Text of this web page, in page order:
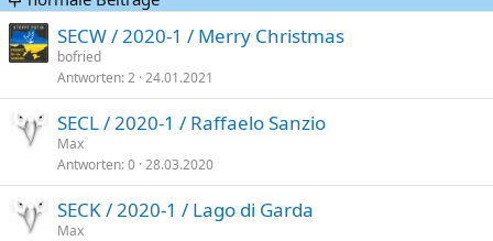
i
SECW / 2020-1 / Merry Christmas
bofried
Antworten 2 24.01.2021
SECL / 2020-1 / Raffaelo Sanzio
Max
Antworten 0 28.03.2020
SECK / 2020-1 / Lago di Garda
Max